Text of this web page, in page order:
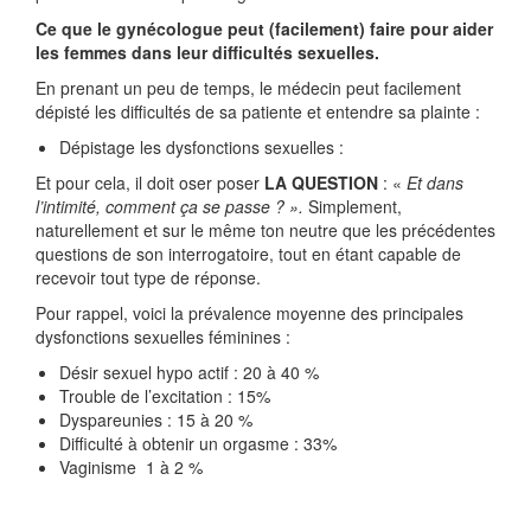
Ce que le gynécologue peut (facilement) faire pour aider
les femmes dans leur difficultés sexuelles.
En prenant un peu de temps, le médecin peut facilement
dépisté les difficultés de sa patiente et entendre sa plainte :
Dépistage les dysfonctions sexuelles :
Et pour cela, il doit oser poser LA QUESTION : « Et dans
l’intimité, comment ça se passe ? ». Simplement,
naturellement et sur le même ton neutre que les précédentes
questions de son interrogatoire, tout en étant capable de
recevoir tout type de réponse.
Pour rappel, voici la prévalence moyenne des principales
dysfonctions sexuelles féminines :
Désir sexuel hypo actif : 20 à 40 %
Trouble de l’excitation : 15%
Dyspareunies : 15 à 20 %
Difficulté à obtenir un orgasme : 33%
Vaginisme 1 à 2 %